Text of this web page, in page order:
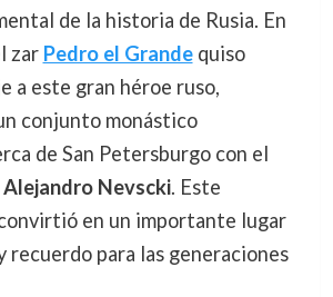
de la historia de Rusia. En
zar Pedro el Grandequiso
a este gran héroe ruso,
conjunto monástico
de San Petersburgo con el
Alejandro Nevscki. Este
en un importante lugar
recuerdo para las generaciones